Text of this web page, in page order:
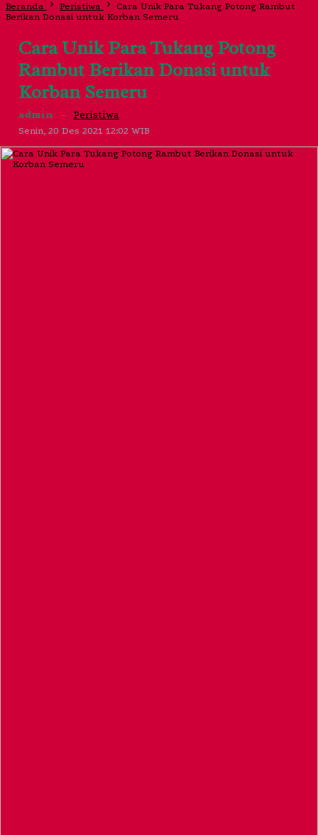
Beranda
Peristiwa
Cara Unik Para Tukang Potong Rambut
Berikan Donasi untuk Korban Semeru
Cara Unik Para Tukang Potong
Rambut Berikan Donasi untuk
Korban Semeru
admin – Peristiwa
Senin, 20 Des 2021 12:02 WIB